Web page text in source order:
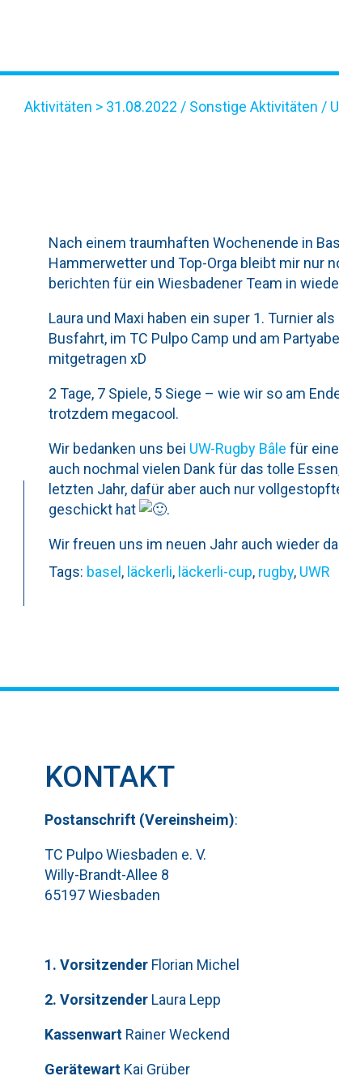
Aktivitäten > 31.08.2022 / Sonstige Aktivitäten /
Nach einem traumhaften Wochenende in
Hammerwetter und Top-Orga bleibt mir nur
berichten für ein Wiesbadener Team in
Laura und Maxi haben ein super 1. Turnier
Busfahrt, im TC Pulpo Camp und am
mitgetragen xD
2 Tage, 7 Spiele, 5 Siege – wie wir so am
trotzdem megacool.
Wir bedanken uns bei UW-Rugby Bâle für
auch nochmal vielen Dank für das tolle
letzten Jahr, dafür aber auch nur
geschickt hat
.
Wir freuen uns im neuen Jahr auch wieder
Tags: basel , läckerli, läckerli-cup, rugby, UWR
KONTAKT
Postanschrift (Vereinsheim):
TC Pulpo Wiesbaden e. V.
Willy-Brandt-Allee 8
65197 Wiesbaden
1. Vorsitzender Florian Michel
Bitte lasse dieses Feld leer.
2. Vorsitzender Laura Lepp
Kassenwart Rainer Weckend
Gerätewart Kai Grüber